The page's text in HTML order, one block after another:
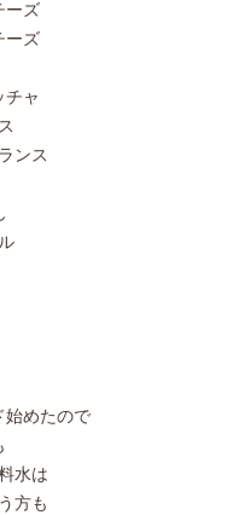
ーズ
ーズ
チャ
ンス
始めたので
水は
方も